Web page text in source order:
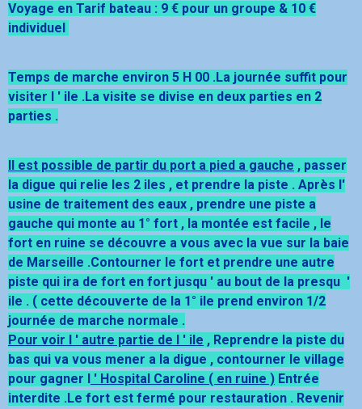
Voyage en Tarif bateau : 9 € pour un groupe & 10 €
individuel
Temps de marche environ 5 H 00 .La journée suffit pour
visiter l ' ile .La visite se divise en deux parties en 2
parties .
Il est possible de partir du port a pied a gauche , passer
la digue qui relie les 2 iles , et prendre la piste . Après l'
usine de traitement des eaux , prendre une piste a
gauche qui monte au 1° fort , la montée est facile , le
fort en ruine se découvre a vous avec la vue sur la baie
de Marseille .Contourner le fort et prendre une autre
piste qui ira de fort en fort jusqu ' au bout de la presqu '
ile . ( cette découverte de la 1° ile prend environ 1/2
journée de marche normale .
Pour voir l ' autre partie de l ' ile , Reprendre la piste du
bas qui va vous mener a la digue , contourner le village
pour gagner l ' Hospital Caroline ( en ruine ) Entrée
interdite .Le fort est fermé pour restauration . Revenir